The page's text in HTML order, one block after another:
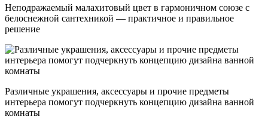
Неподражаемый малахитовый цвет в гармоничном союзе с
белоснежной сантехникой — практичное и правильное
решение
Различные украшения, аксессуары и прочие предметы
интерьера помогут подчеркнуть концепцию дизайна ванной
комнаты